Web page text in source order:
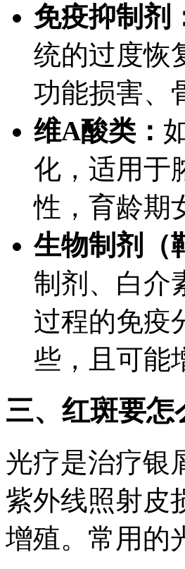
免疫抑制剂
统的过度恢
功能损害、
维A酸类：
化，适用于
性，育龄期
生物制剂（
制剂、白介
过程的免疫
些，且可能
三、红斑要怎
光疗是治疗银
紫外线照射皮
增殖。常用的